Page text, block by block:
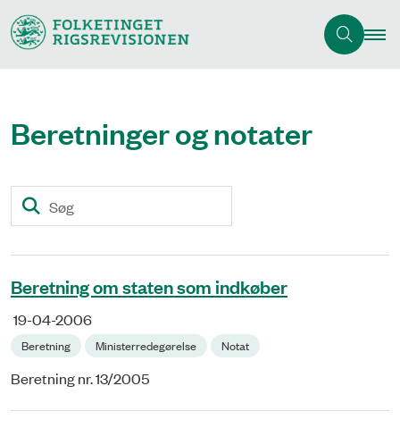
Beretninger og notater
Beretning om staten som indkøber
19-04-2006
Beretning Ministerredegørelse Notat
Beretning nr. 13/2005